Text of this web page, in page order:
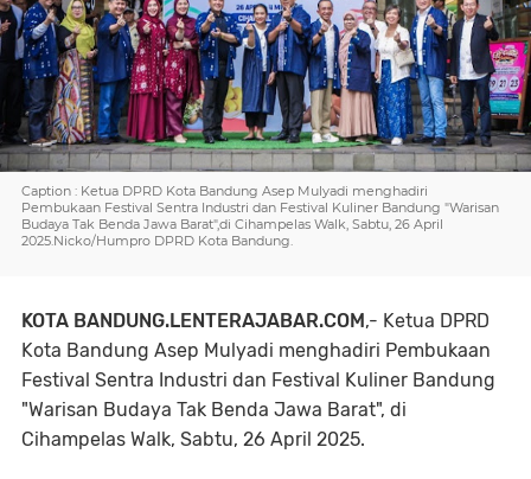
Caption : Ketua DPRD Kota Bandung Asep Mulyadi menghadiri
Pembukaan Festival Sentra Industri dan Festival Kuliner Bandung "Warisan
Budaya Tak Benda Jawa Barat",di Cihampelas Walk, Sabtu, 26 April
2025.Nicko/Humpro DPRD Kota Bandung.
KOTA BANDUNG.LENTERAJABAR.COM,- Ketua DPRD
Kota Bandung Asep Mulyadi menghadiri Pembukaan
Festival Sentra Industri dan Festival Kuliner Bandung
"Warisan Budaya Tak Benda Jawa Barat", di
Cihampelas Walk, Sabtu, 26 April 2025.